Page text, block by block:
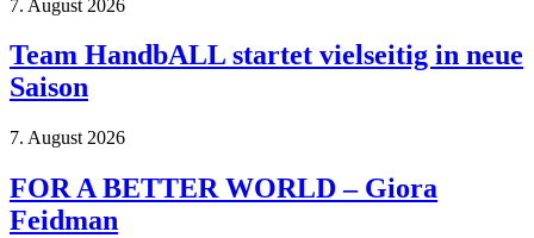
7. August 2026
Team HandbALL startet vielseitig in neue
Saison
7. August 2026
FOR A BETTER WORLD – Giora
Feidman